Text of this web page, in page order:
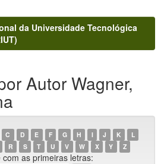
da Universidade Tecnológica
Autor Wagner,
C D E F G H I J K
L
R S T U V W X Y Z
as primeiras letras: